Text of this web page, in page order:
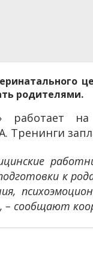
родителями.
работает
Тренинги
к
– сообщают